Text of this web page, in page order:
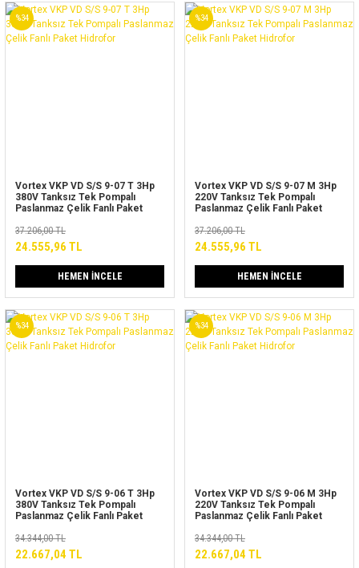
%34
Vortex VKP VD S/S 9-07 T 3Hp
380V Tanksız Tek Pompalı
Paslanmaz Çelik Fanlı Paket
37.206,00 TL
24.555,96 TL
HEMEN İNCELE
%34
Vortex VKP VD S/S 9-07 M 3Hp
220V Tanksız Tek Pompalı
Paslanmaz Çelik Fanlı Paket
37.206,00 TL
24.555,96 TL
HEMEN İNCELE
%34
Vortex VKP VD S/S 9-06 T 3Hp
380V Tanksız Tek Pompalı
Paslanmaz Çelik Fanlı Paket
34.344,00 TL
22.667,04 TL
%34
Vortex VKP VD S/S 9-06 M 3Hp
220V Tanksız Tek Pompalı
Paslanmaz Çelik Fanlı Paket
34.344,00 TL
22.667,04 TL